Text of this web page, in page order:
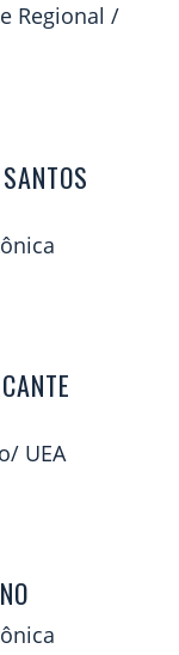
Regional /
UEA